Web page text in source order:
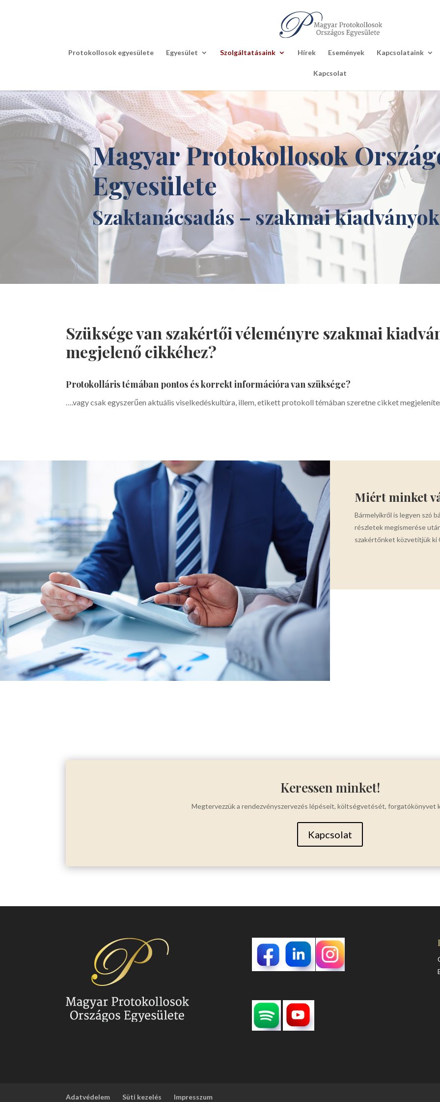
Protokollosok egyesülete Egyesület Szolgáltatásaink Hírek Események Kapcsolataink
Kapcsolat
Magyar Protokollosok
Egyesülete
Szaktanácsadás – szakmai kiadványok
Szüksége van szakértői véleményre szakmai
megjelenő cikkéhez?
Protokolláris témában pontos és korrekt információra van szüksége?
….vagy csak egyszerűen aktuális viselkedéskultúra, illem, etikett protokoll témában szeretne cikket
Miért minket
Bármelyikről is legyen szó
részletek megismerése
szakértőnket közvetítjük ki
Keressen minket!
Megtervezzük a rendezvényszervezés lépéseit, költségvetését, forgatókönyvet
Kapcsolat
Adatvédelem Süti kezelés Impresszum